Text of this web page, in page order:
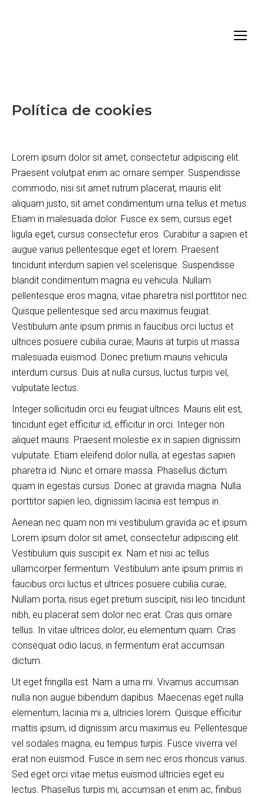
Política de cookies
Lorem ipsum dolor sit amet, consectetur adipiscing elit.
Praesent volutpat enim ac ornare semper. Suspendisse
commodo, nisi sit amet rutrum placerat, mauris elit
aliquam justo, sit amet condimentum urna tellus et metus.
Etiam in malesuada dolor. Fusce ex sem, cursus eget
ligula eget, cursus consectetur eros. Curabitur a sapien et
augue varius pellentesque eget et lorem. Praesent
tincidunt interdum sapien vel scelerisque. Suspendisse
blandit condimentum magna eu vehicula. Nullam
pellentesque eros magna, vitae pharetra nisl porttitor nec.
Quisque pellentesque sed arcu maximus feugiat.
Vestibulum ante ipsum primis in faucibus orci luctus et
ultrices posuere cubilia curae; Mauris at turpis ut massa
malesuada euismod. Donec pretium mauris vehicula
interdum cursus. Duis at nulla cursus, luctus turpis vel,
vulputate lectus.
Integer sollicitudin orci eu feugiat ultrices. Mauris elit est,
tincidunt eget efficitur id, efficitur in orci. Integer non
aliquet mauris. Praesent molestie ex in sapien dignissim
vulputate. Etiam eleifend dolor nulla, at egestas sapien
pharetra id. Nunc et ornare massa. Phasellus dictum
quam in egestas cursus. Donec at gravida magna. Nulla
porttitor sapien leo, dignissim lacinia est tempus in.
Aenean nec quam non mi vestibulum gravida ac et ipsum.
Lorem ipsum dolor sit amet, consectetur adipiscing elit.
Vestibulum quis suscipit ex. Nam et nisi ac tellus
ullamcorper fermentum. Vestibulum ante ipsum primis in
faucibus orci luctus et ultrices posuere cubilia curae;
Nullam porta, risus eget pretium suscipit, nisi leo tincidunt
nibh, eu placerat sem dolor nec erat. Cras quis ornare
tellus. In vitae ultrices dolor, eu elementum quam. Cras
consequat odio lacus, in fermentum erat accumsan
dictum.
Ut eget fringilla est. Nam a urna mi. Vivamus accumsan
nulla non augue bibendum dapibus. Maecenas eget nulla
elementum, lacinia mi a, ultricies lorem. Quisque efficitur
mattis ipsum, id dignissim arcu maximus eu. Pellentesque
vel sodales magna, eu tempus turpis. Fusce viverra vel
erat non euismod. Fusce in sem nec eros rhoncus varius.
Sed eget orci vitae metus euismod ultricies eget eu
lectus. Phasellus turpis mi, accumsan et enim ac, finibus